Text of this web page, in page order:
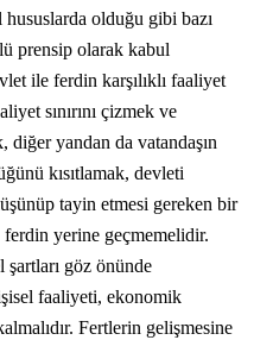
olduğu gibi bazı
prensip olarak kabul
ile ferdin karşılıklı faaliyet
sınırını çizmek ve
diğer yandan da vatandaşın
kısıtlamak, devleti
tayin etmesi gereken bir
yerine geçmemelidir.
göz önünde
faaliyeti, ekonomik
Fertlerin gelişmesine